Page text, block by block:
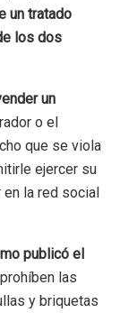
un tratado
los dos
un
o el
que se viola
ejercer su
en la red social
publicó el
las
y briquetas